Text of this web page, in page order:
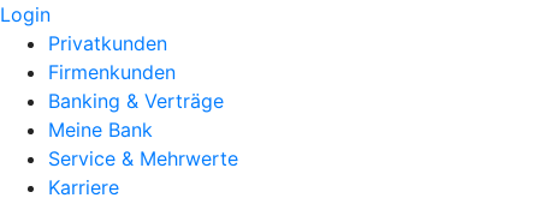
Login
Privatkunden
Firmenkunden
Banking & Verträge
Meine Bank
Service & Mehrwerte
Karriere